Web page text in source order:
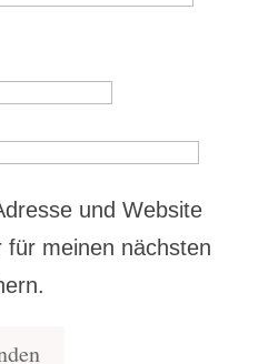
und Website
für meinen nächsten